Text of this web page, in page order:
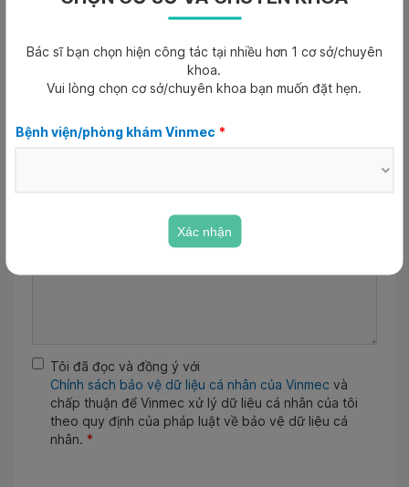
Tôi đã đọc và đồng ý với
Chính sách bảo vệ dữ liệu cá nhân của Vinmec và
chấp thuận để Vinmec xử lý dữ liệu cá nhân của tôi
theo quy định của pháp luật về bảo vệ dữ liệu cá
nhân. *
Bác sĩ bạn chọn hiện công tác tại nhiều hơn 1 cơ sở/chuyên
khoa.
Vui lòng chọn cơ sở/chuyên khoa bạn muốn đặt hẹn.
Bệnh viện/phòng khám Vinmec *
Xác nhận